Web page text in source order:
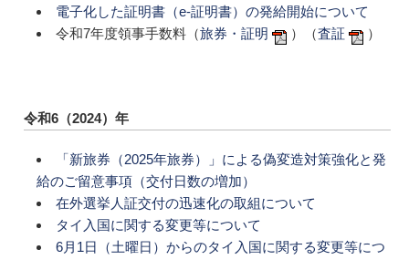
電子化した証明書（e-証明書）の発給開始について
令和7年度領事手数料（旅券・証明 ）（査証 ）
令和6（2024）年
「新旅券（2025年旅券）」による偽変造対策強化と発
給のご留意事項（交付日数の増加）
在外選挙人証交付の迅速化の取組について
タイ入国に関する変更等について
6月1日（土曜日）からのタイ入国に関する変更等につ